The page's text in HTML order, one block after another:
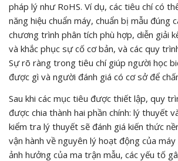
pháp lý như RoHS. Ví dụ, các tiêu chí có
năng hiệu chuẩn máy, chuẩn bị mẫu đúng
chương trình phân tích phù hợp, diễn giải
và khắc phục sự cố cơ bản, và các quy
Sự rõ ràng trong tiêu chí giúp người học
được gì và người đánh giá có cơ sở để
Sau khi các mục tiêu được thiết lập, quy
được chia thành hai phần chính: lý thuyết
kiểm tra lý thuyết sẽ đánh giá kiến thức
vận hành về nguyên lý hoạt động của máy
ảnh hưởng của ma trận mẫu, các yếu tố